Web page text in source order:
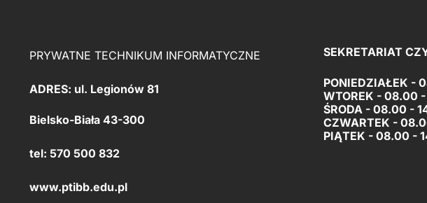
PRYWATNE TECHNIKUM INFORMATYCZNE
ADRES: ul. Legionów 81
Bielsko-Biała 43-300
tel: 570 500 832
www.ptibb.edu.pl
SEKRETARIAT
PONIEDZIAŁEK -
WTOREK - 08.00
ŚRODA - 08.00 -
CZWARTEK -
PIĄTEK - 08.00 -